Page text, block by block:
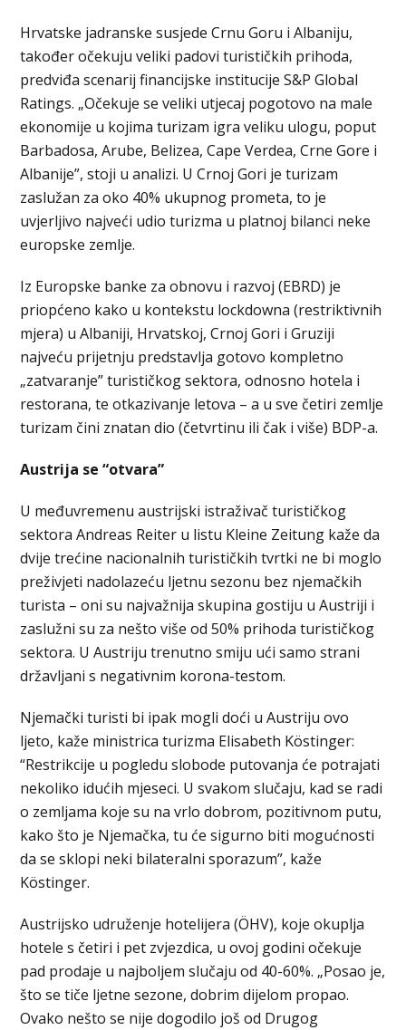
Hrvatske jadranske susjede Crnu Goru i Albaniju,
također očekuju veliki padovi turističkih prihoda,
predviđa scenarij financijske institucije S&P Global
Ratings. „Očekuje se veliki utjecaj pogotovo na male
ekonomije u kojima turizam igra veliku ulogu, poput
Barbadosa, Arube, Belizea, Cape Verdea, Crne Gore i
Albanije”, stoji u analizi. U Crnoj Gori je turizam
zaslužan za oko 40% ukupnog prometa, to je
uvjerljivo najveći udio turizma u platnoj bilanci neke
europske zemlje.
Iz Europske banke za obnovu i razvoj (EBRD) je
priopćeno kako u kontekstu lockdowna (restriktivnih
mjera) u Albaniji, Hrvatskoj, Crnoj Gori i Gruziji
najveću prijetnju predstavlja gotovo kompletno
„zatvaranje” turističkog sektora, odnosno hotela i
restorana, te otkazivanje letova – a u sve četiri zemlje
turizam čini znatan dio (četvrtinu ili čak i više) BDP-a.
Austrija se “otvara”
U međuvremenu austrijski istraživač turističkog
sektora Andreas Reiter u listu Kleine Zeitung kaže da
dvije trećine nacionalnih turističkih tvrtki ne bi moglo
preživjeti nadolazeću ljetnu sezonu bez njemačkih
turista – oni su najvažnija skupina gostiju u Austriji i
zaslužni su za nešto više od 50% prihoda turističkog
sektora. U Austriju trenutno smiju ući samo strani
državljani s negativnim korona-testom.
Njemački turisti bi ipak mogli doći u Austriju ovo
ljeto, kaže ministrica turizma Elisabeth Köstinger:
“Restrikcije u pogledu slobode putovanja će potrajati
nekoliko idućih mjeseci. U svakom slučaju, kad se radi
o zemljama koje su na vrlo dobrom, pozitivnom putu,
kako što je Njemačka, tu će sigurno biti mogućnosti
da se sklopi neki bilateralni sporazum”, kaže
Köstinger.
Austrijsko udruženje hotelijera (ÖHV), koje okuplja
hotele s četiri i pet zvjezdica, u ovoj godini očekuje
pad prodaje u najboljem slučaju od 40-60%. „Posao je,
što se tiče ljetne sezone, dobrim dijelom propao.
Ovako nešto se nije dogodilo još od Drugog